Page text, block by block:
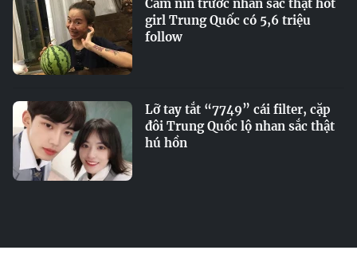
Câm nín trước nhan sắc thật hot
girl Trung Quốc có 5,6 triệu
follow
Lỡ tay tắt “7749” cái filter, cặp
đôi Trung Quốc lộ nhan sắc thật
hú hồn